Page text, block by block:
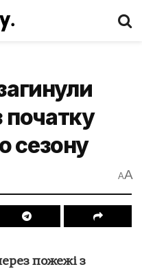
початку
сезону
AA
пожежі з